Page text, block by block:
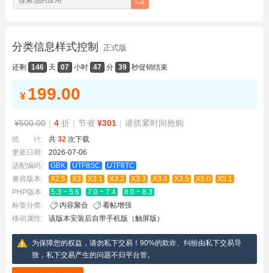
分类信息样式控制 正式版
还剩 146 天 07 小时 47 分 38 秒促销结束
¥ 199.00
¥500.00 | 4 折 | 节省 ¥301 | 请抓紧时间抢购
统 计: 共 32 次下载
更新日期:
2026-07-06
适配编码:
GBK UTF8SC
UTF8TC
兼容版本:
X2.5 X3 X3.1 X3.2 X3.3 X3.4 X3.5 X5.0
X5.1
PHP版本:
5.3 ~ 5.6 7.0 ~ 7.4
8.0 ~ 8.3
标签分类:
内容聚合
看帖增强
移动属性:
该版本安装后自带手机版（触屏版）
为保障您的权益，请勿私下交易！90%的欺诈、纠纷由私下交易导
致，私下交易产生的问题不归平台管。